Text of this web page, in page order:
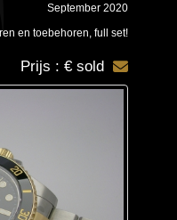
September 2020
en toebehoren, full set!
Prijs : € sold